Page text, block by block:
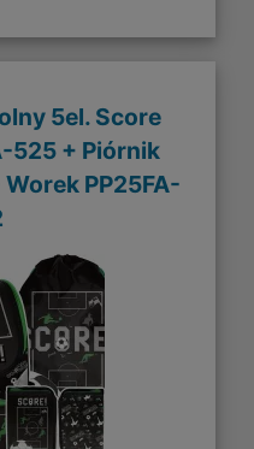
5el. Score
525 + Piórnik
PP25FA-